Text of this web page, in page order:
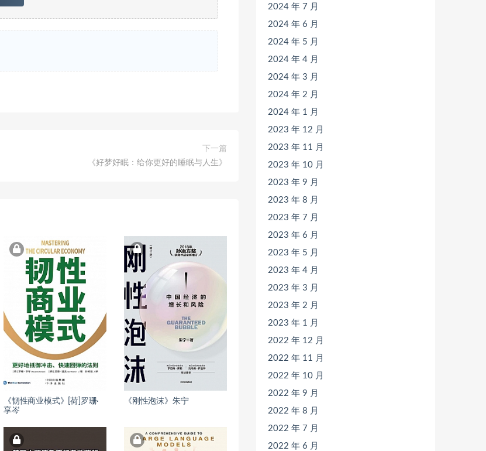
下一篇
《好梦好眠：给你更好的睡眠与人生》
《韧性商业模式》[荷]罗珊·
享岑
《刚性泡沫》朱宁
2024 年 7 月
2024 年 6 月
2024 年 5 月
2024 年 4 月
2024 年 3 月
2024 年 2 月
2024 年 1 月
2023 年 12 月
2023 年 11 月
2023 年 10 月
2023 年 9 月
2023 年 8 月
2023 年 7 月
2023 年 6 月
2023 年 5 月
2023 年 4 月
2023 年 3 月
2023 年 2 月
2023 年 1 月
2022 年 12 月
2022 年 11 月
2022 年 10 月
2022 年 9 月
2022 年 8 月
2022 年 7 月
2022 年 6 月